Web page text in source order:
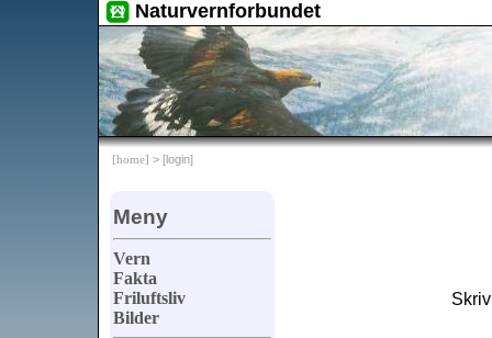
Naturvernforbundet
[home] > [login]
Meny
Vern
Fakta
Friluftsliv
Bilder